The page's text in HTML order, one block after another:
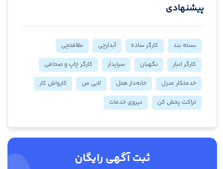
پیشنهادی
بسته بند کارگر ساده آبدارچی
نظافتچی
کارگر انبار
نگهبان سرایدار
کارگر چاپ و صحافی
خدمتکار منزل
خانه‌دار هتل لابی من
کارواش کار
تراکت پخش کن
نیروی خدمات
ثبت آگهی رایگان